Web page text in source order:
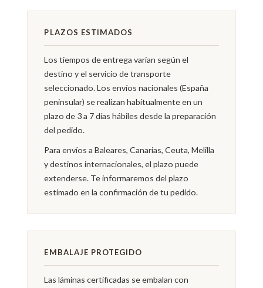
PLAZOS ESTIMADOS
Los tiempos de entrega varían según el
destino y el servicio de transporte
seleccionado. Los envíos nacionales (España
peninsular) se realizan habitualmente en un
plazo de 3 a 7 días hábiles desde la preparación
del pedido.
Para envíos a Baleares, Canarias, Ceuta, Melilla
y destinos internacionales, el plazo puede
extenderse. Te informaremos del plazo
estimado en la confirmación de tu pedido.
EMBALAJE PROTEGIDO
Las láminas certificadas se embalan con